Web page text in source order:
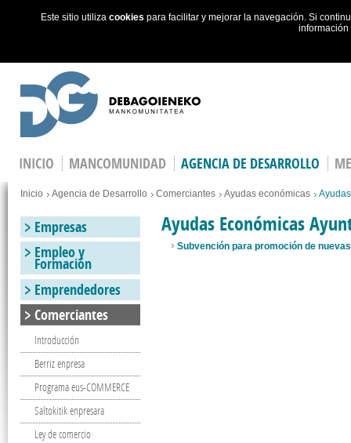
Este sitio utiliza cookies para facilitar y mejorar la navegación. Si
INICIO MANCOMUNIDAD AGENCIA DE DESARROLLO
You are here
Inicio Agencia de Desarrollo Comerciantes Ayudas económicas
Ayudas Económicas
Subvención para promoción de
Empresas
Empleo y
Formación
Emprendedores
Comerciantes
Introducción
Berriz enpresa
Programa eus-COMMERCE
Saltokitik enpresara
Ley de comercio